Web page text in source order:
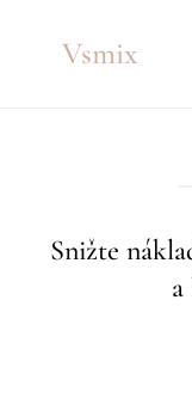
Vsmix
Snižte